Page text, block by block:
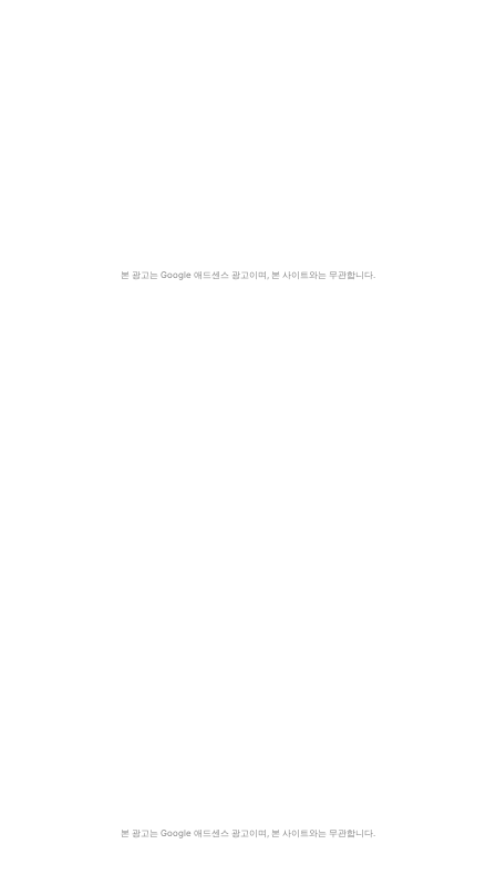
본 광고는 Google 애드센스 광고이며, 본 사이트와는 무관합니다.
본 광고는 Google 애드센스 광고이며, 본 사이트와는 무관합니다.